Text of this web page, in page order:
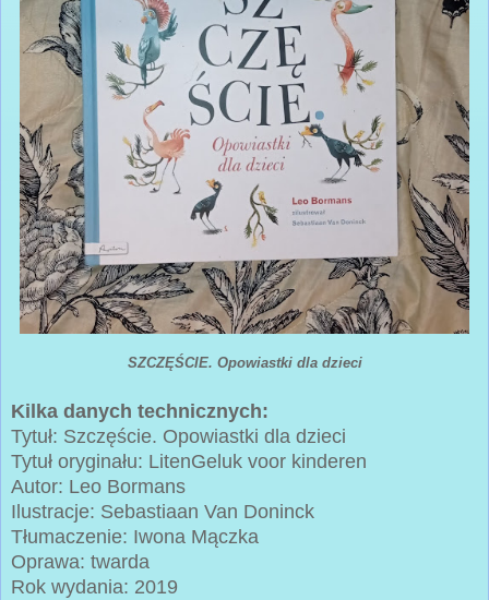
SZCZĘŚCIE. Opowiastki dla dzieci
Kilka danych technicznych:
Tytuł: Szczęście. Opowiastki dla dzieci
Tytuł oryginału: LitenGeluk voor kinderen
Autor: Leo Bormans
Ilustracje: Sebastiaan Van Doninck
Tłumaczenie: Iwona Mączka
Oprawa: twarda
Rok wydania: 2019